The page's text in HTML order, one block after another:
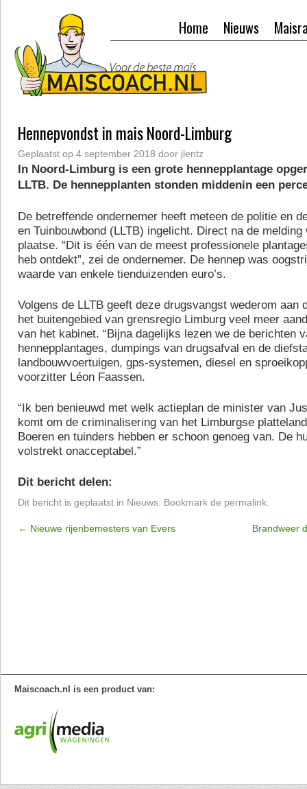
Nieuws
Home
Hennepvondst in mais Noord-Limburg
Geplaatst op 4 september 2018 door jlentz
In Noord-Limburg is een grote hennepplantage
LLTB. De hennepplanten stonden middenin een
De betreffende ondernemer heeft meteen de politie en
en Tuinbouwbond (LLTB) ingelicht. Direct na de melding
plaatse. “Dit is één van de meest professionele
heb ontdekt”, zei de ondernemer. De hennep was
waarde van enkele tienduizenden euro’s.
Volgens de LLTB geeft deze drugsvangst wederom aan
het buitengebied van grensregio Limburg veel meer
van het kabinet. “Bijna dagelijks lezen we de berichten
hennepplantages, dumpings van drugsafval en de
landbouwvoertuigen, gps-systemen, diesel en
voorzitter Léon Faassen.
“Ik ben benieuwd met welk actieplan de minister van
komt om de criminalisering van het Limburgse
Boeren en tuinders hebben er schoon genoeg van. De
volstrekt onacceptabel.”
Dit bericht delen:
Dit bericht is geplaatst in Nieuws . Bookmark de permalink
← Nieuwe rijenbemesters van Evers Brandweer
Maiscoach.nl is een product van: